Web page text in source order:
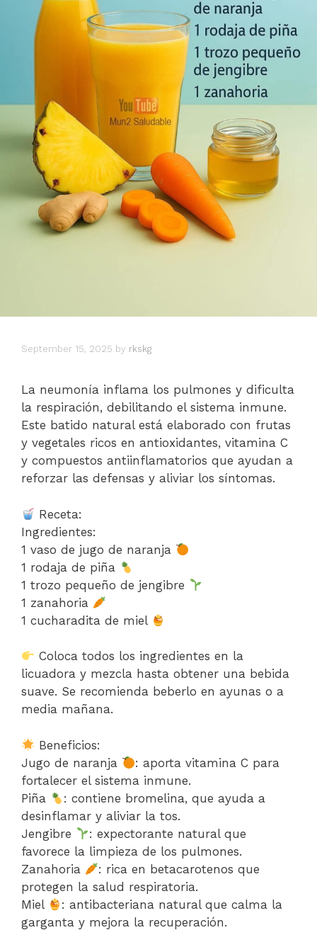
September 15, 2025 by rkskg
La neumonía inflama los pulmones y dificulta
la respiración, debilitando el sistema inmune.
Este batido natural está elaborado con frutas
y vegetales ricos en antioxidantes, vitamina C
y compuestos antiinflamatorios que ayudan a
reforzar las defensas y aliviar los síntomas.
Receta:
Ingredientes:
1 vaso de jugo de naranja
1 rodaja de piña
1 trozo pequeño de jengibre
1 zanahoria
1 cucharadita de miel
Coloca todos los ingredientes en la
licuadora y mezcla hasta obtener una bebida
suave. Se recomienda beberlo en ayunas o a
media mañana.
Beneficios:
Jugo de naranja
: aporta vitamina C para
fortalecer el sistema inmune.
Piña
: contiene bromelina, que ayuda a
desinflamar y aliviar la tos.
Jengibre
: expectorante natural que
favorece la limpieza de los pulmones.
Zanahoria
: rica en betacarotenos que
protegen la salud respiratoria.
Miel
: antibacteriana natural que calma la
garganta y mejora la recuperación.